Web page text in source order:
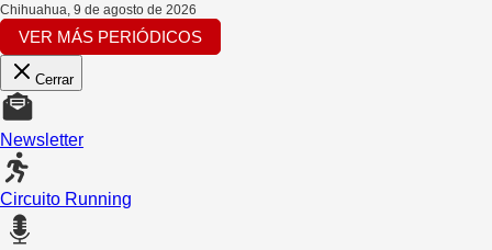
Chihuahua 9 de agosto de 2026
VER MÁS PERIÓDICOS
Cerrar
Newsletter
Circuito Running